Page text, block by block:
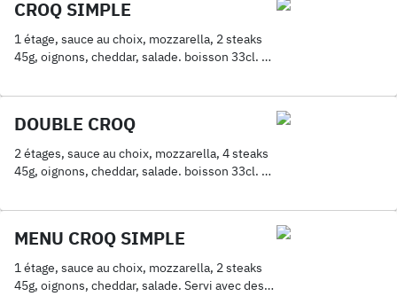
CROQ SIMPLE
1 étage, sauce au choix, mozzarella, 2 steaks
45g, oignons, cheddar, salade. boisson 33cl. en
DOUBLE CROQ
2 étages, sauce au choix, mozzarella, 4 steaks
45g, oignons, cheddar, salade. boisson 33cl. en
MENU CROQ SIMPLE
1 étage, sauce au choix, mozzarella, 2 steaks
45g, oignons, cheddar, salade. Servi avec des